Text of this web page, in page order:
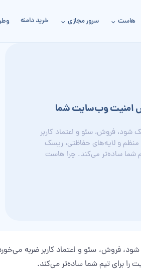
هاست سرور مجازی خرید دامنه
امنیت وب‌سایت شما
فروش، سئو و اعتماد کاربر
و لایه‌های حفاظتی، ریسک
شما ساده‌تر می‌کند. چرا هاست
فروش، سئو و اعتماد کاربر ضربه
را برای تیم شما ساده‌تر می‌کند.